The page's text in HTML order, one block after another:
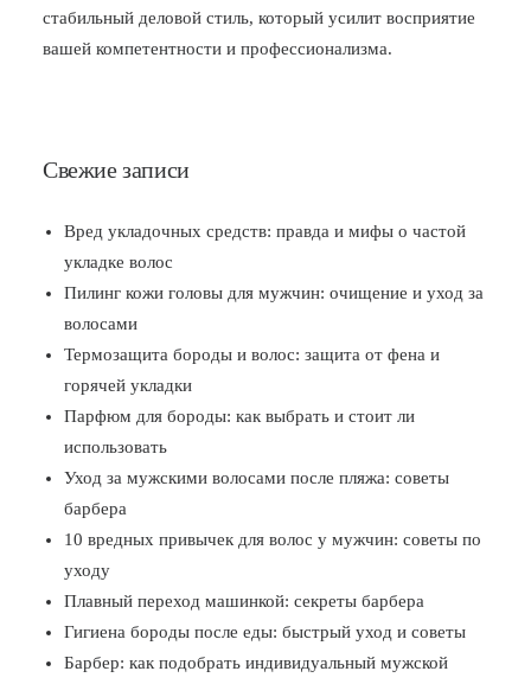
стабильный деловой стиль, который усилит восприятие
вашей компетентности и профессионализма.
Свежие записи
Вред укладочных средств: правда и мифы о частой
укладке волос
Пилинг кожи головы для мужчин: очищение и уход за
волосами
Термозащита бороды и волос: защита от фена и
горячей укладки
Парфюм для бороды: как выбрать и стоит ли
использовать
Уход за мужскими волосами после пляжа: советы
барбера
10 вредных привычек для волос у мужчин: советы по
уходу
Плавный переход машинкой: секреты барбера
Гигиена бороды после еды: быстрый уход и советы
Барбер: как подобрать индивидуальный мужской